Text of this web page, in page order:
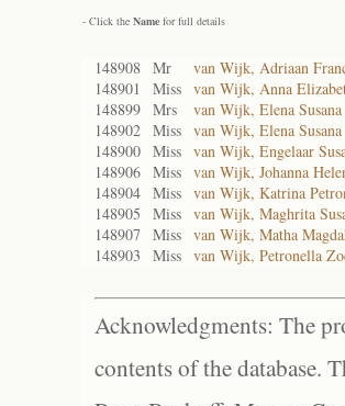
- Click the Name for full details
148908 Mr van Wijk, Adriaan
148901
Miss van Wijk, Anna
148899 Mrs van Wijk, Elena Susana
148902 Miss van Wijk, Elena Susana
148900 Miss van Wijk, Engelaar
148906 Miss van Wijk, Johanna
148904 Miss van Wijk, Katrina
148905
Miss van Wijk, Maghrita
148907 Miss van Wijk, Matha
148903
Miss van Wijk, Petronella
Acknowledgments: The
contents of the database.